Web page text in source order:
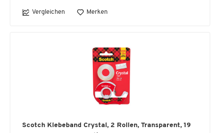
Vergleichen Merken
Scotch Klebeband Crystal, 2 Rollen, Transparent, 19